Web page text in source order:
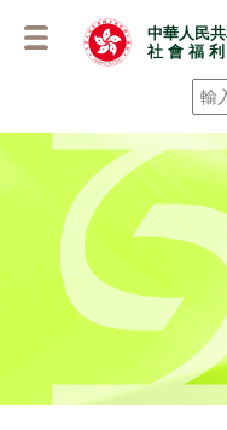
容
中華人民
社 會 福
搜尋